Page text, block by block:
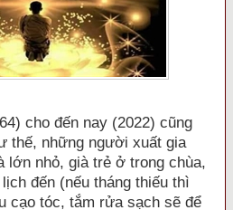
cho đến nay (2022) cũng
thế, những người xuất gia
lớn nhỏ, già trẻ ở trong chùa,
đến (nếu tháng thiếu thì
cạo tóc, tắm rửa sạch sẽ để